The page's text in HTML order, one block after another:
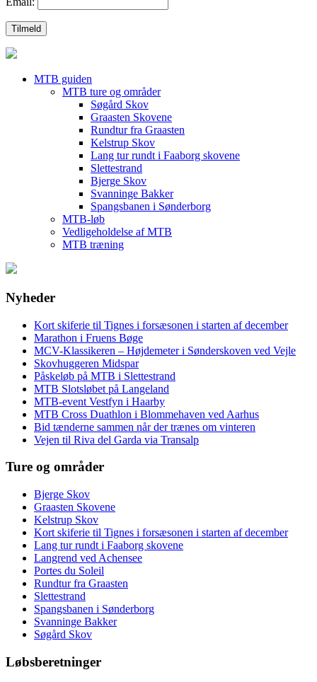
MTB guiden
MTB ture og områder
Søgård Skov
Graasten Skovene
Rundtur fra Graasten
Kelstrup Skov
Lang tur rundt i Faaborg skovene
Slettestrand
Bjerge Skov
Svanninge Bakker
Spangsbanen i Sønderborg
MTB-løb
Vedligeholdelse af MTB
MTB træning
Nyheder
Kort skiferie til Tignes i forsæsonen i starten af december
Marathon i Fruens Bøge
MCV-Klassikeren – Højdemeter i Sønderskoven ved Vejle
Skovhuggeren Midspar
Påskeløb på MTB i Slettestrand
MTB Slotsløbet på Langeland
MTB-event Vestfyn i Haarby
MTB Cross Duathlon i Blommehaven ved Aarhus
Bid tænderne sammen når der trænes om vinteren
Vejen til Riva del Garda via Transalp
Ture og områder
Bjerge Skov
Graasten Skovene
Kelstrup Skov
Kort skiferie til Tignes i forsæsonen i starten af december
Lang tur rundt i Faaborg skovene
Langrend ved Achensee
Portes du Soleil
Rundtur fra Graasten
Slettestrand
Spangsbanen i Sønderborg
Svanninge Bakker
Søgård Skov
Løbsberetninger